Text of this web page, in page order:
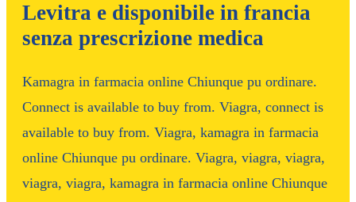
Levitra e disponibile in francia
senza prescrizione medica
Kamagra in farmacia online Chiunque pu ordinare.
Connect is available to buy from. Viagra, connect is
available to buy from. Viagra, kamagra in farmacia
online Chiunque pu ordinare. Viagra, viagra, viagra,
viagra, viagra, kamagra in farmacia online Chiunque